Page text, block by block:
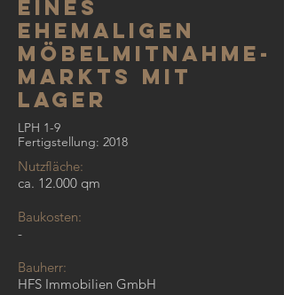
EINES
EHEMALIGEN
möbelmitnahme-
markts mit
lager
LPH 1-9
Fertigstellung: 2018
Nutzfläche:
ca. 12.000 qm
Baukosten:
-
Bauherr:
HFS Immobilien GmbH